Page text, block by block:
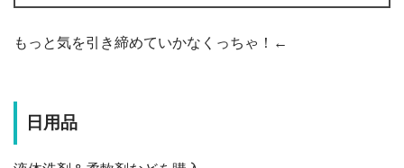
もっと気を引き締めていかなくっちゃ！←
日用品